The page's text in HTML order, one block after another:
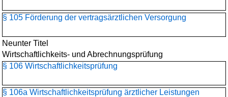
§ 105 Förderung der vertragsärztlichen Versorgung
Neunter Titel
Wirtschaftlichkeits- und Abrechnungsprüfung
§ 106 Wirtschaftlichkeitsprüfung
§ 106a Wirtschaftlichkeitsprüfung ärztlicher Leistungen